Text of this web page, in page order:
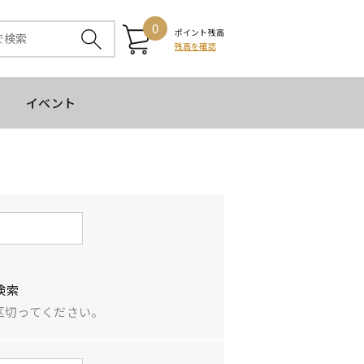
0
ポイント残高
残高を確認
イベント
索
ってください。